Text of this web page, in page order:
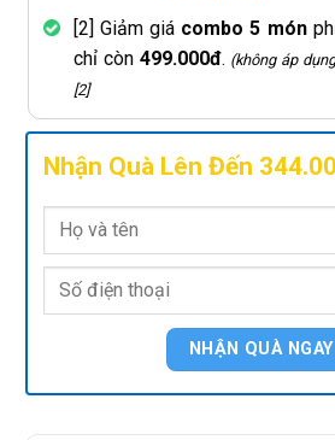
[2] Giảm giá combo 5 món
chỉ còn 499.000đ. (không áp
[2]
Nhận Quà Lên Đến